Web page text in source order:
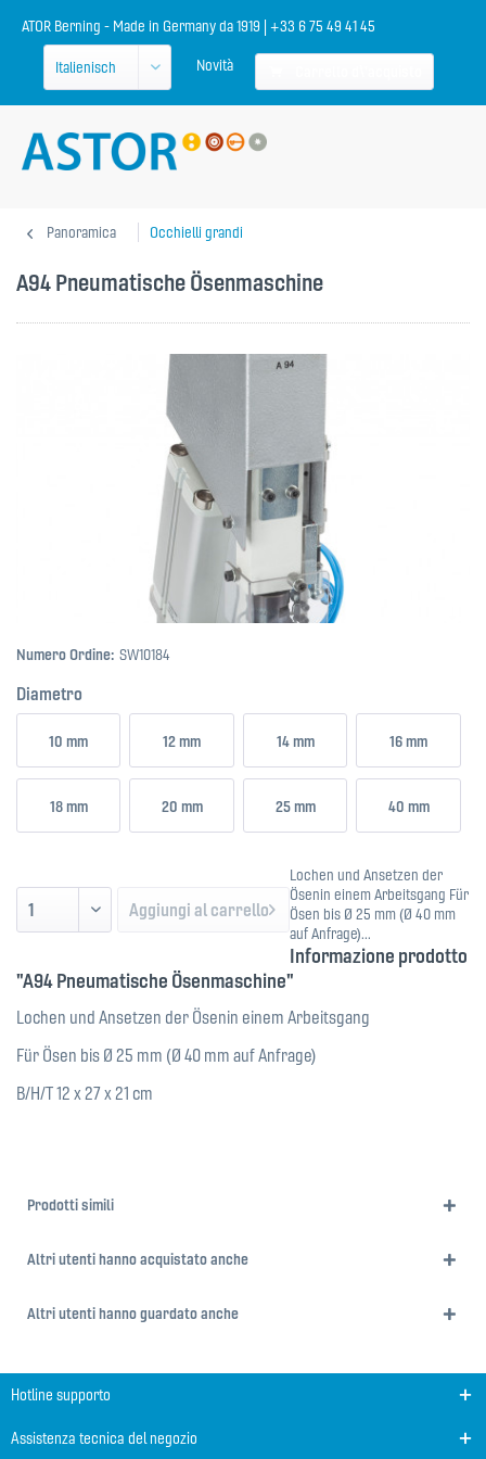
ATOR Berning - Made in Germany da 1919 | +33 6 75 49 41 45
Novità
Panoramica Occhielli grandi
A94 Pneumatische Ösenmaschine
Numero Ordine: SW10184
Diametro
10 mm 12 mm 14 mm 16 mm
18 mm 20 mm 25 mm 40 mm
Aggiungi al carrello
Lochen und Ansetzen der
Ösenin einem Arbeitsgang Für
Ösen bis Ø 25 mm (Ø 40 mm
auf Anfrage)...
Informazione prodotto
"A94 Pneumatische Ösenmaschine"
Lochen und Ansetzen der Ösenin einem Arbeitsgang
Für Ösen bis Ø 25 mm (Ø 40 mm auf Anfrage)
B/H/T 12 x 27 x 21 cm
Prodotti simili
Altri utenti hanno acquistato anche
Altri utenti hanno guardato anche
Hotline supporto
Assistenza tecnica del negozio